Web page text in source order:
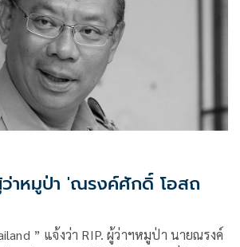
าหมูป่า 'ณรงค์ศักดิ์ โอสถ
” แจ้งว่า RIP. ผู้ว่าฯหมูป่า นายณรงค์